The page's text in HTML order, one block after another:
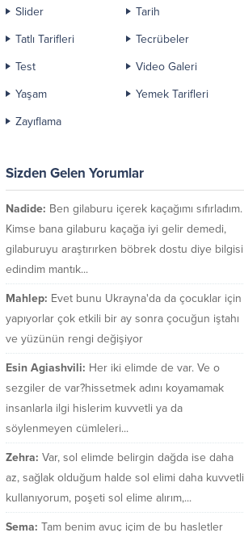
Slider
Tarih
Tatlı Tarifleri
Tecrübeler
Test
Video Galeri
Yaşam
Yemek Tarifleri
Zayıflama
Sizden Gelen Yorumlar
Nadide: Ben gilaburu içerek kaçağımı sıfırladım.
Kimse bana gilaburu kaçağa iyi gelir demedi,
gilaburuyu araştırırken böbrek dostu diye bilgisi
edindim mantık...
Mahlep: Evet bunu Ukrayna'da da çocuklar için
yapıyorlar çok etkili bir ay sonra çocuğun iştahı
ve yüzünün rengi değişiyor
Esin Agiashvili: Her iki elimde de var. Ve o
sezgiler de var?hissetmek adını koyamamak
insanlarla ilgi hislerim kuvvetli ya da
söylenmeyen cümleleri...
Zehra: Var, sol elimde belirgin dağda ise daha
az, sağlak olduğum halde sol elimi daha kuvvetli
kullanıyorum, poşeti sol elime alırım,...
Sema: Tam benim avuç içim de bu hasletler